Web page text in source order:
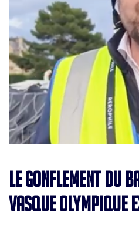
LE GONFLEMENT DU
VASQUE OLYMPIQUE